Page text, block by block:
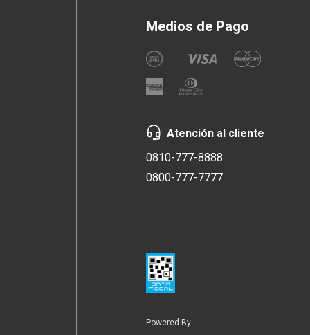
Medios de Pago
Atención al cliente
0810-777-8888
0800-777-7777
Powered By